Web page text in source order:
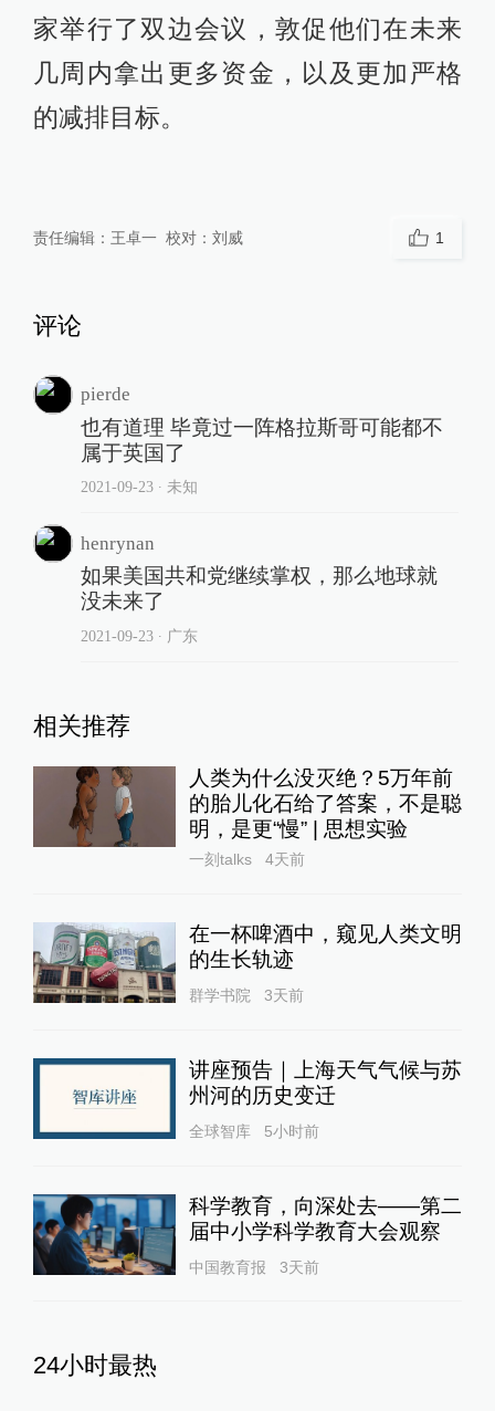
家举行了双边会议，敦促他们在未来
几周内拿出更多资金，以及更加严格
的减排目标。
责任编辑： 王卓一 校对： 刘威 1
评论
pierde
也有道理 毕竟过一阵格拉斯哥可能都不
属于英国了
2021-09-23∙ 未知
henrynan
如果美国共和党继续掌权，那么地球就
没未来了
2021-09-23∙ 广东
相关推荐
人类为什么没灭绝？5万年前
的胎儿化石给了答案，不是聪
明，是更“慢” | 思想实验
一刻talks 4天前
在一杯啤酒中，窥见人类文明
的生长轨迹
群学书院 3天前
讲座预告｜上海天气气候与苏
州河的历史变迁
全球智库 5小时前
科学教育，向深处去——第二
届中小学科学教育大会观察
中国教育报 3天前
24小时最热